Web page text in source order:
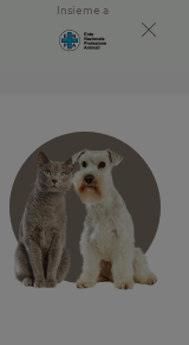
Insieme a